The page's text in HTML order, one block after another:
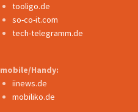
tooligo.de
so-co-it.com
tech-telegramm.de
mobile/Handy:
iinews.de
mobiliko.de